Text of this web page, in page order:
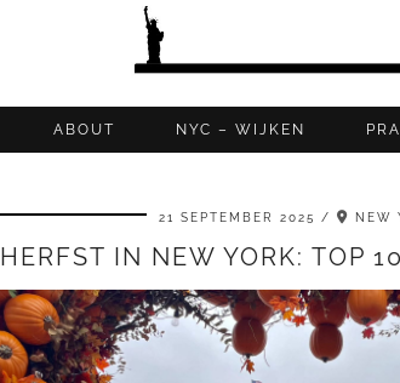
ABOUT NYC – WIJKEN
21 SEPTEMBER 2025 NEW
HERFST IN NEW YORK: TOP